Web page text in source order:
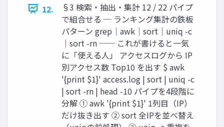
12.
§3 検索・抽出・集計 12 / 22 パイプ
で組合せる ─ ランキング集計の鉄板
パターン grep｜awk｜sort｜uniq -c
｜sort -rn ── これが書けると一気
に「使える人」 アクセスログから IP
別アクセス数 Top10 を出す $ awk
'{print $1}' access.log | sort | uniq -c
| sort -rn | head -10 パイプを4段階に
分解 ① awk '{print $1}' 1列目（IP）
だけ抜き出す ② sort 全IPを並べ替え